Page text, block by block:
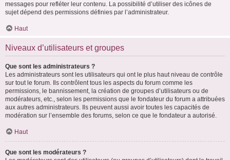
messages pour refléter leur contenu. La possibilité d’utiliser des icônes de
sujet dépend des permissions définies par l’administrateur.
Haut
Niveaux d’utilisateurs et groupes
Que sont les administrateurs ?
Les administrateurs sont les utilisateurs qui ont le plus haut niveau de contrôle
sur tout le forum. Ils contrôlent tous les aspects du forum comme les
permissions, le bannissement, la création de groupes d’utilisateurs ou de
modérateurs, etc., selon les permissions que le fondateur du forum a attribuées
aux autres administrateurs. Ils peuvent aussi avoir toutes les capacités de
modération sur l’ensemble des forums, selon ce que le fondateur a autorisé.
Haut
Que sont les modérateurs ?